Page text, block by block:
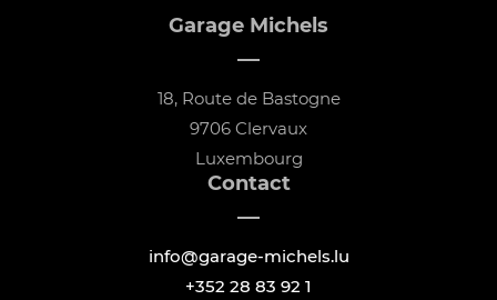
Garage Michels
18, Route de Bastogne
9706 Clervaux
Luxembourg
Contact
info@garage-michels.lu
+352 28 83 92 1